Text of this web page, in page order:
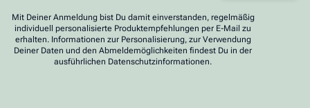
Mit Deiner Anmeldung bist Du damit einverstanden, regelmäßig
individuell personalisierte Produktempfehlungen per E-Mail zu
erhalten. Informationen zur Personalisierung, zur Verwendung
Deiner Daten und den Abmeldemöglichkeiten findest Du in der
ausführlichen Datenschutzinformationen.